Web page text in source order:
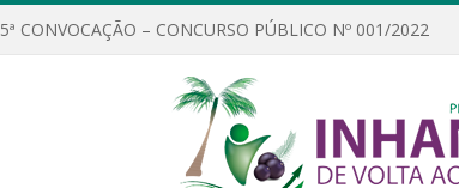
5ª CONVOCAÇÃO – CONCURSO PÚBLICO Nº 001/2022